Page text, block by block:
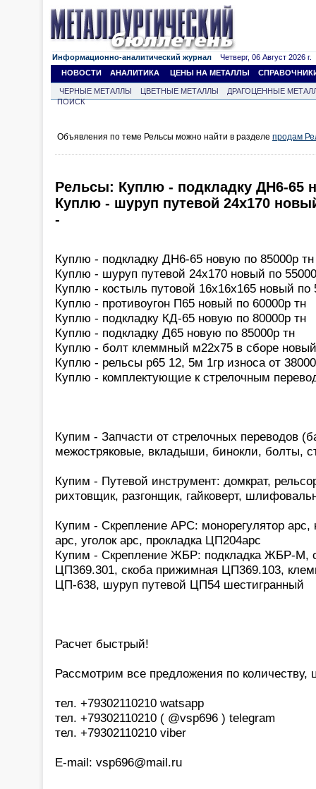
Информационно-аналитический журнал Четверг, 06 Август 2026 г.
НОВОСТИ
АНАЛИТИКА ЦЕНЫ НА МЕТАЛЛЫ
ЧЕРНЫЕ МЕТАЛЛЫ ЦВЕТНЫЕ МЕТАЛЛЫ
ДРАГОЦЕННЫЕ
ПОИСК
Объявления по теме Рельсы можно найти в разделе продам
Рельсы: Куплю - подкладку ДН6-65
Куплю - шуруп путевой 24х170
-
Куплю - подкладку ДН6-65 новую по 85000р тн
Куплю - шуруп путевой 24х170 новый по
Куплю - костыль путовой 16х16х165 новый по
Куплю - противоугон П65 новый по 60000р тн
Куплю - подкладку КД-65 новую по 80000р тн
Куплю - подкладку Д65 новую по 85000р тн
Куплю - болт клеммный м22х75 в сборе
Куплю - рельсы р65 12, 5м 1гр износа от
Куплю - комплектующие к стрелочным
Купим - Запчасти от стрелочных переводов
межостряковые, вкладыши, бинокли, болты,
Купим - Путевой инструмент: домкрат,
рихтовщик, разгонщик, гайковерт,
Купим - Скрепление АРС: монорегулятор
арс, уголок арс, прокладка ЦП204арс
Купим - Скрепление ЖБР: подкладка ЖБР-М,
ЦП369.301, скоба прижимная ЦП369.103,
ЦП-638, шуруп путевой ЦП54 шестигранный
Расчет быстрый!
Рассмотрим все предложения по количеству,
тел. +79302110210 watsapp
тел. +79302110210 ( @vsp696 ) telegram
тел. +79302110210 viber
E-mail: vsp696@mail.ru